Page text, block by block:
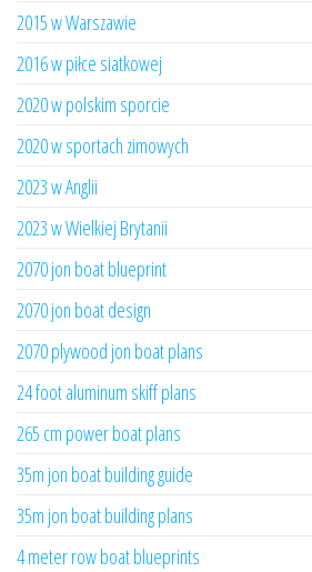
2015 w Warszawie
2016 w piłce siatkowej
2020 w polskim sporcie
2020 w sportach zimowych
2023 w Anglii
2023 w Wielkiej Brytanii
2070 jon boat blueprint
2070 jon boat design
2070 plywood jon boat plans
24 foot aluminum skiff plans
265 cm power boat plans
35m jon boat building guide
35m jon boat building plans
4 meter row boat blueprints